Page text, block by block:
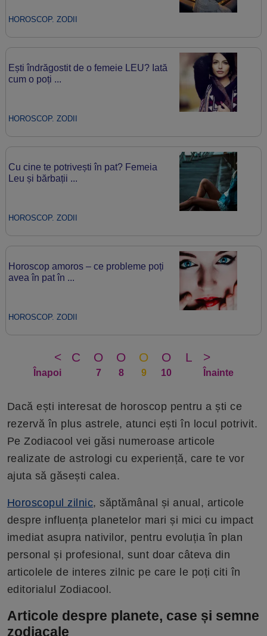
HOROSCOP. ZODII
Ești îndrăgostit de o femeie LEU? Iată
cum o poți ...
HOROSCOP. ZODII
Cu cine te potrivești în pat? Femeia
Leu și bărbații ...
HOROSCOP. ZODII
Horoscop amoros – ce probleme poți
avea în pat în ...
HOROSCOP. ZODII
<
Înapoi
C O
7
O
8
O
9
O
10
L >
Înainte
Dacă ești interesat de horoscop pentru a ști ce
rezervă în plus astrele, atunci ești în locul potrivit.
Pe Zodiacool vei găsi numeroase articole
realizate de astrologi cu experiență, care te vor
ajuta să găsești calea.
Horoscopul zilnic, săptămânal și anual, articole
despre influența planetelor mari și mici cu impact
imediat asupra nativilor, pentru evoluția în plan
personal și profesional, sunt doar câteva din
articolele de interes zilnic pe care le poți citi în
editorialul Zodiacool.
Articole despre planete, case și semne
zodiacale